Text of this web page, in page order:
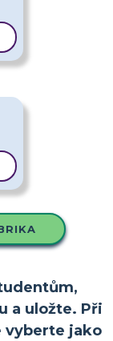
a uložte. Při
vyberte jako